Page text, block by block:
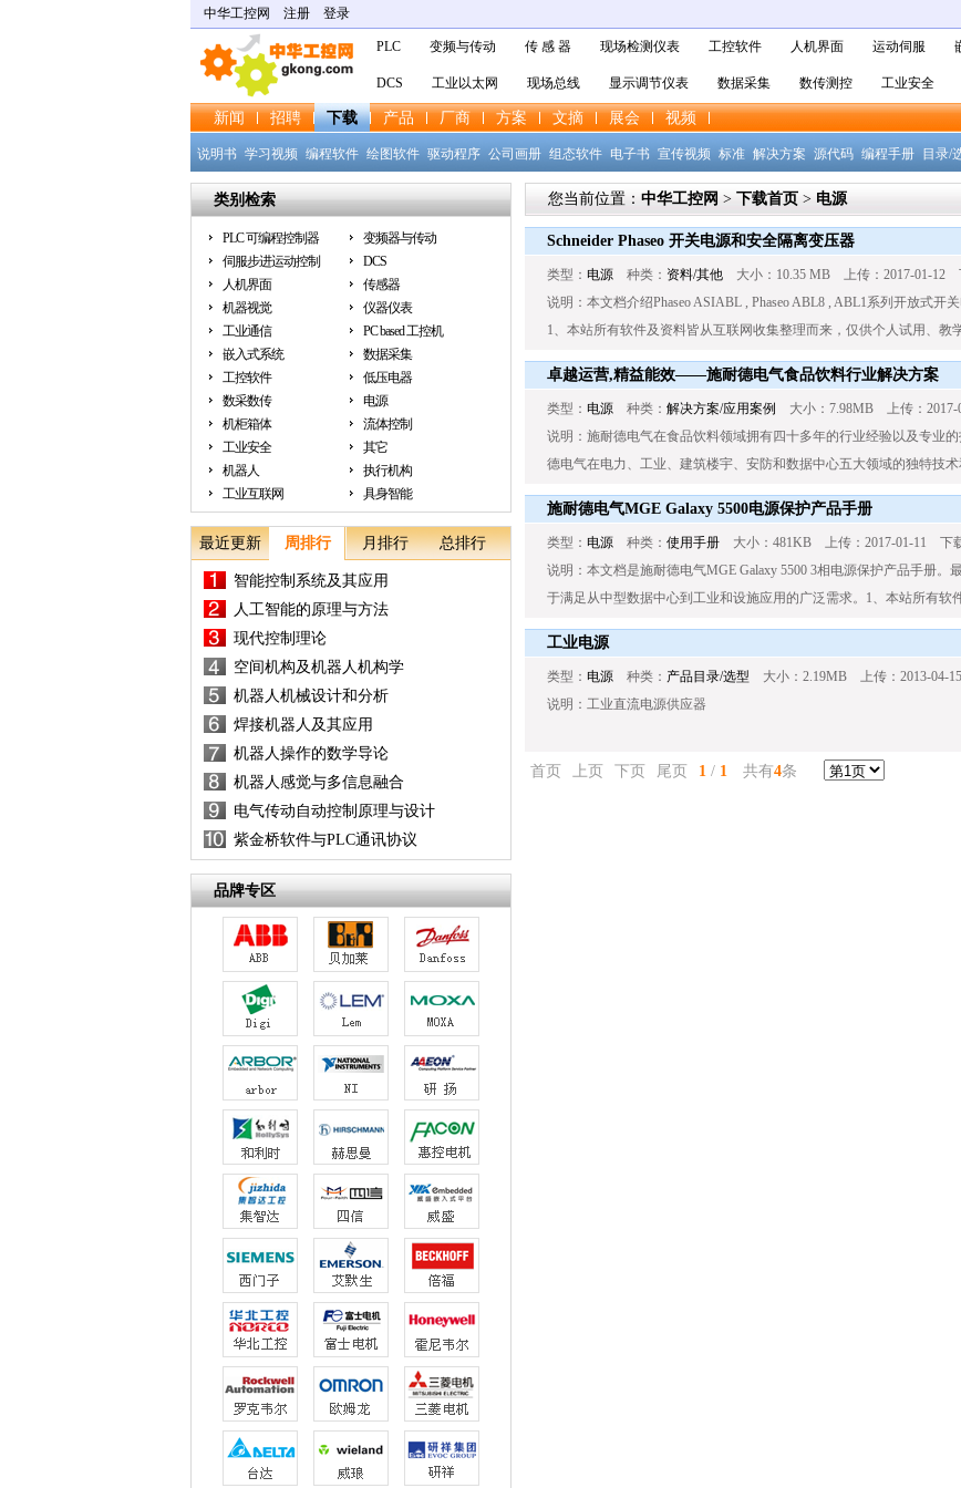
中华工控网 注册 登录
PLC 变频与传动 传 感 器 现场检测仪表 工控软件 人机界面 运动伺服
DCS 工业以太网 现场总线 显示调节仪表 数据采集 数传测控 工业安全
新闻 招聘 下载 产品 厂商 方案 文摘 展会 视频
说明书 学习视频 编程软件 绘图软件 驱动程序 公司画册 组态软件 电子书 宣传视频 标准 解决方案 源代码 编程手册 目录/
软件 手册 产品样本
类别检索
PLC 可编程控制器
变频器与传动
伺服步进运动控制
DCS
人机界面
传感器
机器视觉
仪器仪表
工业通信
PC based 工控机
嵌入式系统
数据采集
工控软件
低压电器
数采数传
电源
机柜箱体
流体控制
工业安全
其它
机器人
执行机构
工业互联网
具身智能
最近更新 周排行
智能控制系统及其应用
人工智能的原理与方法
现代控制理论
空间机构及机器人机构学
机器人机械设计和分析
焊接机器人及其应用
机器人操作的数学导论
机器人感觉与多信息融合
电气传动自动控制原理与设计
紫金桥软件与PLC通讯协议
月排行 总排行
品牌专区
您当前位置： 中华工控网 > 下载首页 > 电源
Schneider Phaseo 开关电源和安全隔离变压器
类型： 电源 种类： 资料/其他 大小：10.35 MB 上传：2017-01-12
说明：本文档介绍Phaseo ASIABL , Phaseo ABL8 , ABL1系列开放式开
1、本站所有软件及资料皆从互联网收集整理而来，仅供个人试用、教
卓越运营,精益能效——施耐德电气食品饮料行业解决方案
类型： 电源 种类： 解决方案/应用案例
大小：7.98MB 上传：2017-
说明：施耐德电气在食品饮料领域拥有四十多年的行业经验以及专业
德电气在电力、工业、建筑楼宇、安防和数据中心五大领域的独特技
施耐德电气MGE Galaxy 5500电源保护产品手册
类型： 电源 种类： 使用手册 大小：481KB 上传：2017-01-11 下
说明：本文档是施耐德电气MGE Galaxy 5500 3相电源保护产品手册。
于满足从中型数据中心到工业和设施应用的广泛需求。1、本站所有软
工业电源
类型： 电源 种类： 产品目录/选型 大小：2.19MB 上传：2013-04-
说明：工业直流电源供应器
首页 上页 下页 尾页 1 / 1 共有4条